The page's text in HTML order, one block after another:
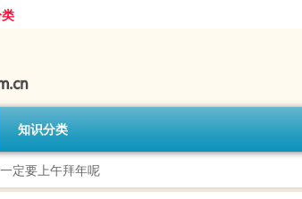
知识分类
定要上午拜年呢